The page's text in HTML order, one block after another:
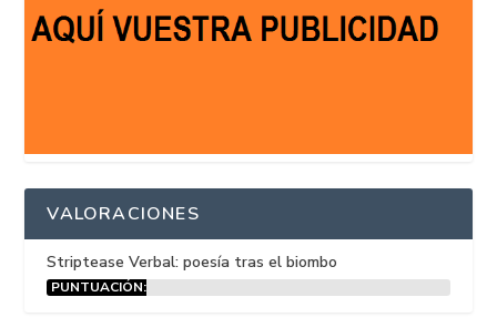
VALORACIONES
Striptease Verbal: poesía tras el biombo
PUNTUACIÓN: